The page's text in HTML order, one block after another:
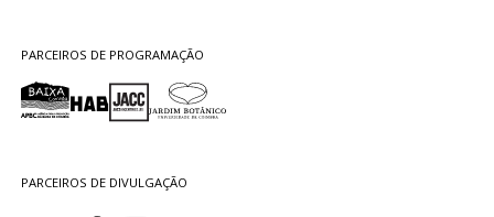
PARCEIROS DE PROGRAMAÇÃO
PARCEIROS DE DIVULGAÇÃO